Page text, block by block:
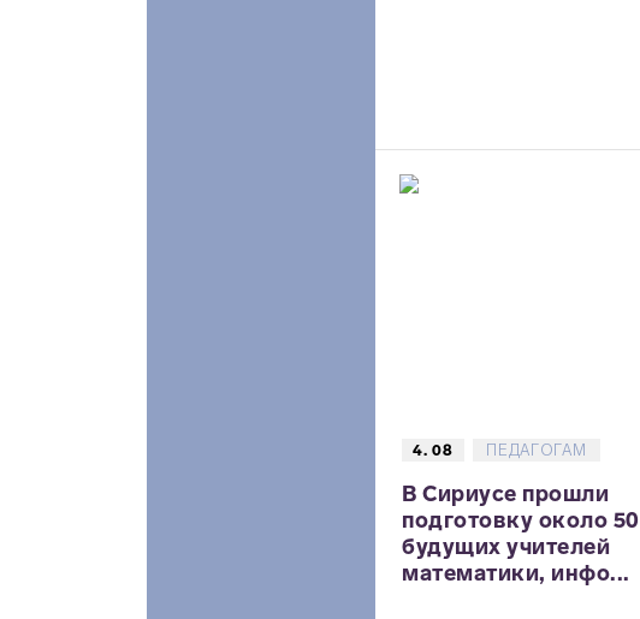
4. 08 ПЕДАГОГАМ
В Сириусе прошли
подготовку около 50
будущих учителей
математики, инфо...